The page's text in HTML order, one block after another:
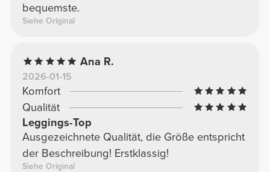
bequemste.
Siehe Original
Ana R.
2026-01-15
Komfort
Qualität
Leggings-Top
Ausgezeichnete Qualität, die Größe entspricht
der Beschreibung! Erstklassig!
Siehe Original